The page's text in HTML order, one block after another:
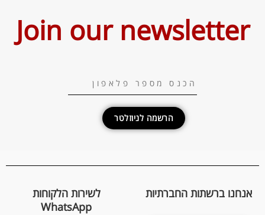
Join our newsletter
הרשמה לניוזלטר
אנחנו ברשתות החברתיות
לשירות הלקוחות
WhatsApp